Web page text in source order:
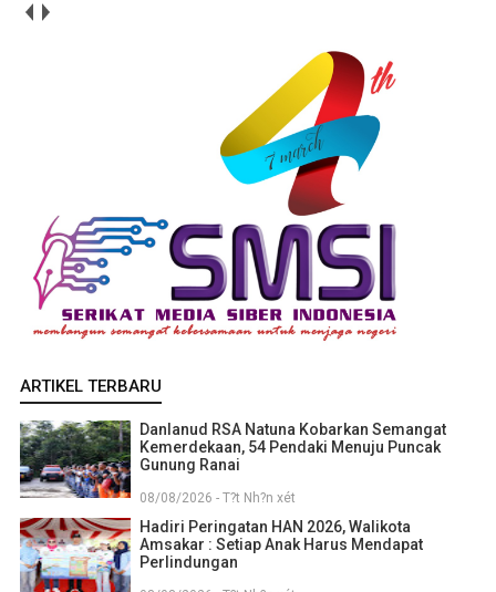
ARTIKEL TERBARU
Danlanud RSA Natuna Kobarkan Semangat
Kemerdekaan, 54 Pendaki Menuju Puncak
Gunung Ranai
08/08/2026 - T?t Nh?n xét
Hadiri Peringatan HAN 2026, Walikota
Amsakar : Setiap Anak Harus Mendapat
Perlindungan